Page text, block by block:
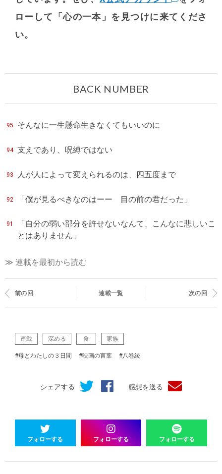
フォローする フォローする フォローする
ローして「心の一本」を見つけに来てくださ
い。
BACK NUMBER
95 そんなに一生懸命生きなくてもいいのに
94 支えであり、呪縛ではない
93 人が人によって変えられるのは、四五度まで
92 「僕が見るべきなのはーー 目の前の君だった」
91
「自分の弱い部分を許せないなんて、こんなに悲しいこ
とはありません」
≫ 連載を最初から読む
前の回 連載一覧 次の回
連載 深める 食 家族
#母とわたしの３日間 #映画の言葉 #八巻綾
シェアする 感想を送る